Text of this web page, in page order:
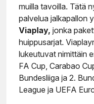
muilla tavoilla. Tätä
palvelua jalkapallon
Viaplay,jonka
huippusarjat.
lukeutuvat nimittäin
FA Cup, Carabao
Bundesliiga ja 2.
League ja UEFA